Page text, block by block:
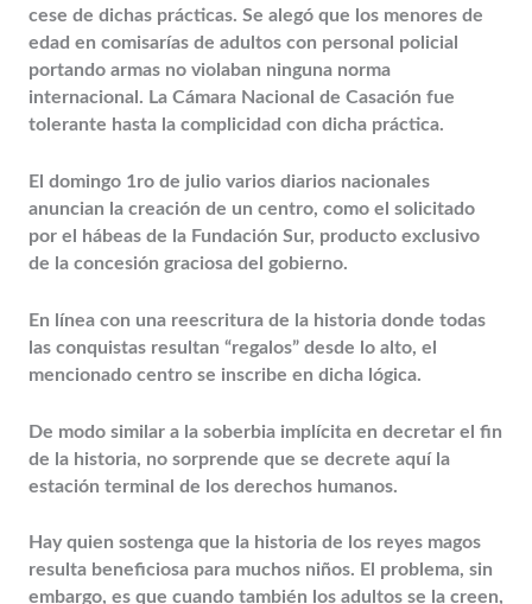
cese de dichas prácticas. Se alegó que los menores de
edad en comisarías de adultos con personal policial
portando armas no violaban ninguna norma
internacional. La Cámara Nacional de Casación fue
tolerante hasta la complicidad con dicha práctica.
El domingo 1ro de julio varios diarios nacionales
anuncian la creación de un centro, como el solicitado
por el hábeas de la Fundación Sur, producto exclusivo
de la concesión graciosa del gobierno.
En línea con una reescritura de la historia donde todas
las conquistas resultan “regalos” desde lo alto, el
mencionado centro se inscribe en dicha lógica.
De modo similar a la soberbia implícita en decretar el fin
de la historia, no sorprende que se decrete aquí la
estación terminal de los derechos humanos.
Hay quien sostenga que la historia de los reyes magos
resulta beneficiosa para muchos niños. El problema, sin
embargo, es que cuando también los adultos se la creen,